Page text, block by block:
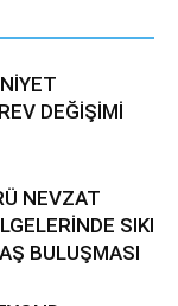
DEĞİŞİMİ
NEVZAT
SIKI
BULUŞMASI